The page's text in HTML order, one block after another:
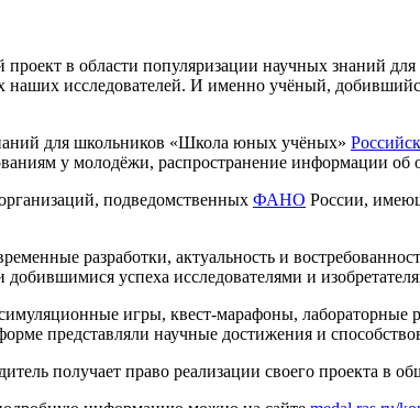
проект в области популяризации научных знаний
наших исследователей. И именно учёный,
для школьников «Школа юных учёных»
у молодёжи, распространение информации
подведомственных ФАНО России,
разработки, актуальность и
успеха исследователями и
игры, квест-марафоны,
представляли научные достижения и
получает право реализации своего проекта в